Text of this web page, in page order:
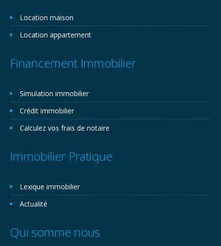
Location maison
Location appartement
Financement Immobilier
Simulation immobilier
Crédit immobilier
Calculez vos frais de notaire
Immobilier Pratique
Lexique immobilier
Actualité
Qui somme nous